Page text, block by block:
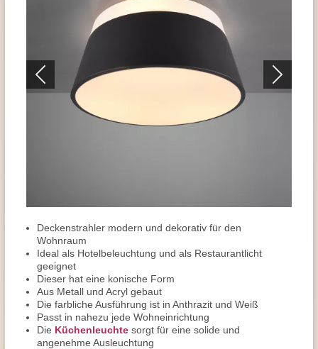
Deckenstrahler modern und dekorativ für den
Wohnraum
Ideal als Hotelbeleuchtung und als Restaurantlicht
geeignet
Dieser hat eine konische Form
Aus Metall und Acryl gebaut
Die farbliche Ausführung ist in Anthrazit und Weiß
Passt in nahezu jede Wohneinrichtung
Die Küchenleuchte sorgt für eine solide und
angenehme Ausleuchtung